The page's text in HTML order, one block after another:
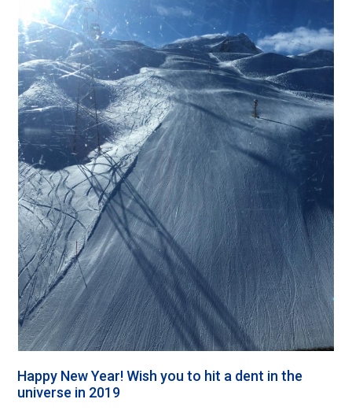
Happy New Year! Wish you to hit a dent in the
universe in 2019